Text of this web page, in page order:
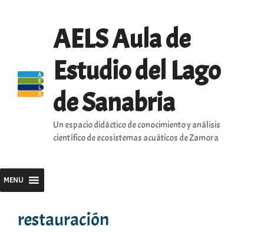
AELS Aula de
Estudio del Lago
de Sanabria
Un espacio didáctico de conocimiento y análisis
científico de ecosistemas acuáticos de Zamora
MENU
restauración